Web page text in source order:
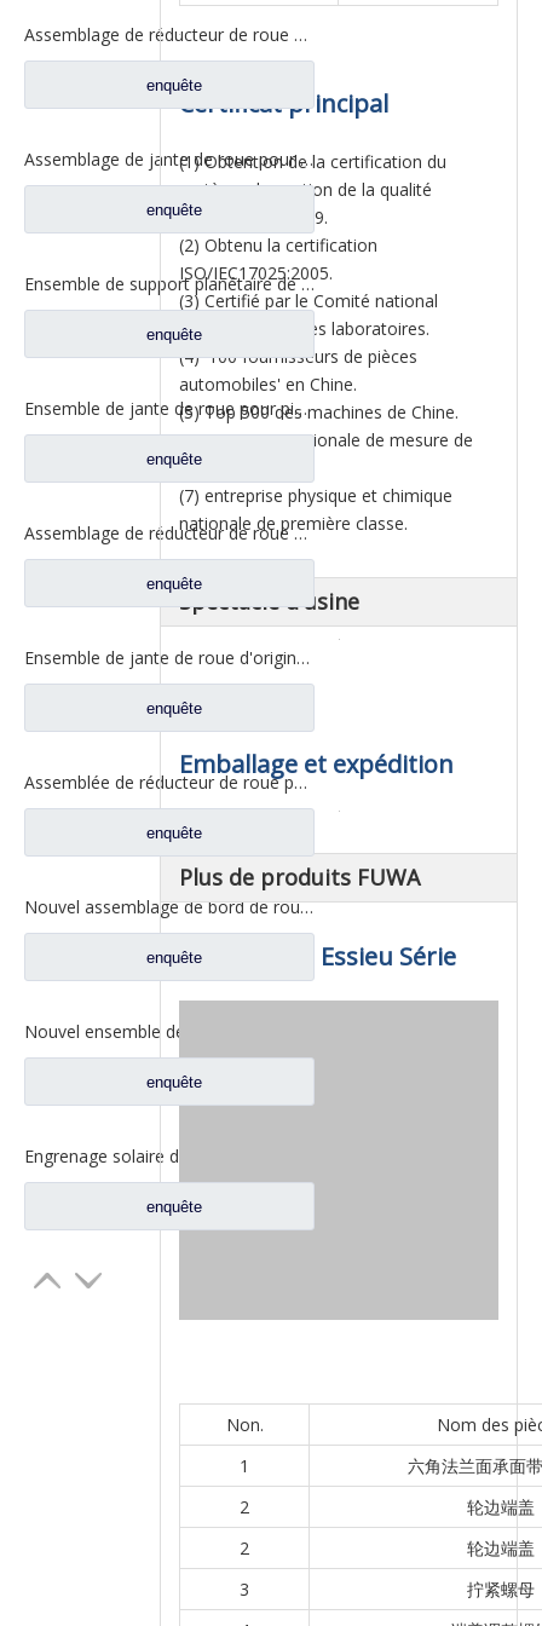
Assemblage de réducteur de roue pour pièces de rechange Pengxiang Benz F02C W2405011F02C
enquête
Assemblage de jante de roue pour pièces de camion Foton Auman HFF2405054CK2BZ
enquête
Ensemble de support planétaire de jante de roue pour pièces de rechange FAW Jiefang 2405035-DP128
enquête
Ensemble de jante de roue pour pièces de camion Foton Auman HFF2405054CK2BZ-1
enquête
Assemblage de réducteur de roue de haute qualité pour pièces de rechange FAW Aowei 2405035-A6E
enquête
Ensemble de jante de roue d'origine pour pièces de rechange de camion automatique FAW Aowei 2405035-AOE
enquête
Assemblée de réducteur de roue pour les pièces de rechange 2405-5801824432 de camion de Saic Hongyan H8B
enquête
Nouvel assemblage de bord de roue AC16 pour pièces de camion automatique Sinotruk HOWO AZ9981340370
enquête
enquête
enquête
Certificat principal
(1) Obtention de la certification du
système de gestion de la qualité
ISO/TS16949:2009.
(2) Obtenu la certification
ISO/IEC17025:2005.
(3) Certifié par le Comité national
d'accréditation des laboratoires.
(4) '100 fournisseurs de pièces
automobiles' en Chine.
(5) Top 500 des machines de Chine.
(6) Entreprise nationale de mesure de
première classe.
(7) entreprise physique et chimique
nationale de première classe.
Spectacle d'usine
Emballage et expédition
Plus de produits FUWA
Fuwa Milieu Essieu Série
Non.
Nom des
1
六角法兰面承面
2
轮边端盖
2
轮边端盖
3
拧紧螺母